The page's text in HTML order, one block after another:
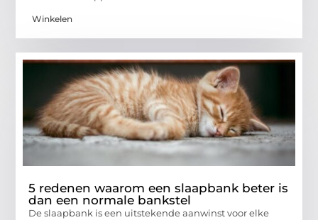
Winkelen
5 redenen waarom een slaapbank beter is
dan een normale bankstel
De slaapbank is een uitstekende aanwinst voor elke